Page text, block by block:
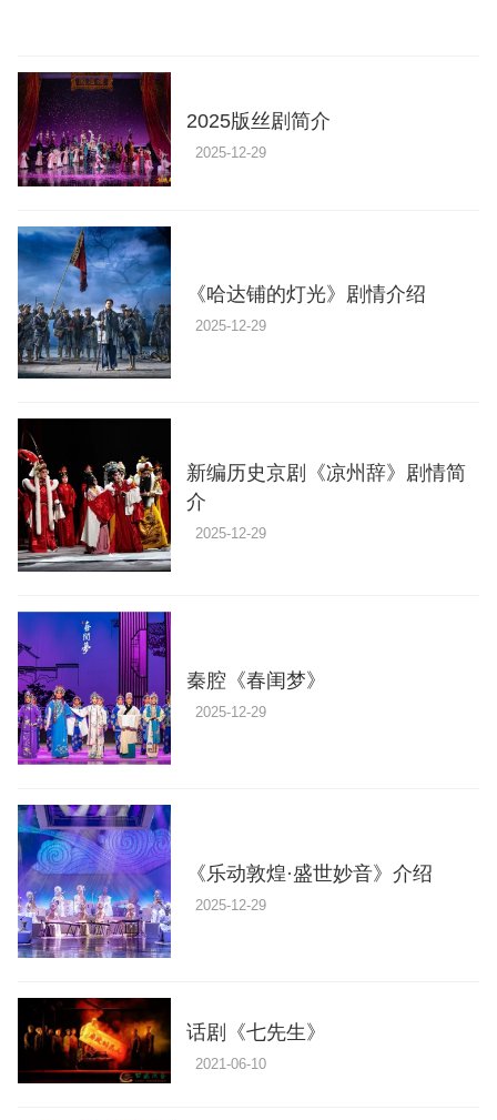
2025版丝剧简介
2025-12-29
《哈达铺的灯光》剧情介绍
2025-12-29
新编历史京剧《凉州辞》剧情简
介
2025-12-29
秦腔《春闺梦》
2025-12-29
《乐动敦煌·盛世妙音》介绍
2025-12-29
话剧《七先生》
2021-06-10